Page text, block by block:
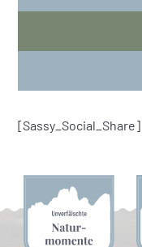
[Sassy_Social_Share]